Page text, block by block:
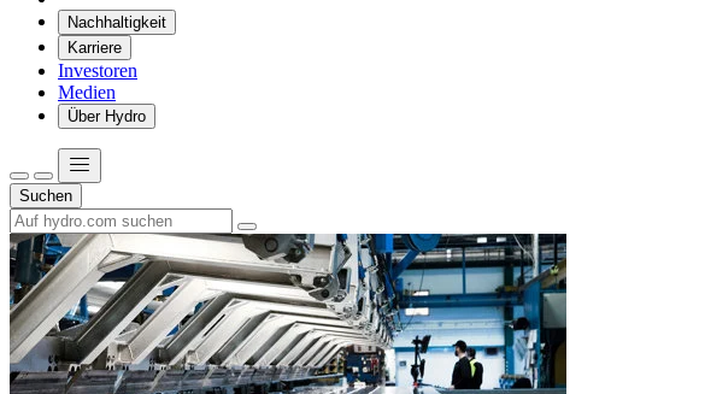
Nachhaltigkeit
Karriere
Investoren
Medien
Über Hydro
Suchen